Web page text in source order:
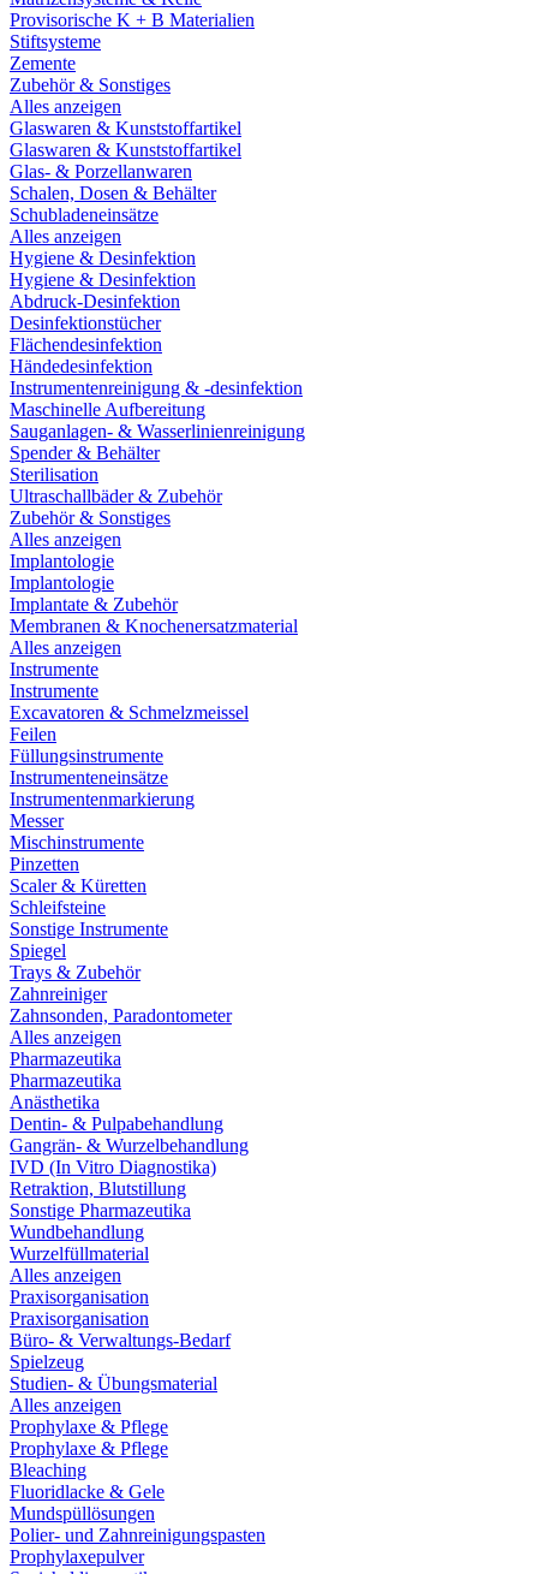
Provisorische K + B Materialien
Stiftsysteme
Zemente
Zubehör & Sonstiges
Alles anzeigen
Glaswaren & Kunststoffartikel
Glaswaren & Kunststoffartikel
Glas- & Porzellanwaren
Schalen, Dosen & Behälter
Schubladeneinsätze
Alles anzeigen
Hygiene & Desinfektion
Hygiene & Desinfektion
Abdruck-Desinfektion
Desinfektionstücher
Flächendesinfektion
Händedesinfektion
Instrumentenreinigung & -desinfektion
Maschinelle Aufbereitung
Sauganlagen- & Wasserlinienreinigung
Spender & Behälter
Sterilisation
Ultraschallbäder & Zubehör
Zubehör & Sonstiges
Alles anzeigen
Implantologie
Implantologie
Implantate & Zubehör
Membranen & Knochenersatzmaterial
Alles anzeigen
Instrumente
Instrumente
Excavatoren & Schmelzmeissel
Feilen
Füllungsinstrumente
Instrumenteneinsätze
Instrumentenmarkierung
Messer
Mischinstrumente
Pinzetten
Scaler & Küretten
Schleifsteine
Sonstige Instrumente
Spiegel
Trays & Zubehör
Zahnreiniger
Zahnsonden, Paradontometer
Alles anzeigen
Pharmazeutika
Pharmazeutika
Anästhetika
Dentin- & Pulpabehandlung
Gangrän- & Wurzelbehandlung
IVD (In Vitro Diagnostika)
Retraktion, Blutstillung
Sonstige Pharmazeutika
Wundbehandlung
Wurzelfüllmaterial
Alles anzeigen
Praxisorganisation
Praxisorganisation
Büro- & Verwaltungs-Bedarf
Spielzeug
Studien- & Übungsmaterial
Alles anzeigen
Prophylaxe & Pflege
Prophylaxe & Pflege
Bleaching
Fluoridlacke & Gele
Mundspüllösungen
Polier- und Zahnreinigungspasten
Prophylaxepulver